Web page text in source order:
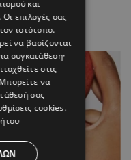
και
επιλογές σας
ιστότοπο.
να βασίζονται
συγκατάθεση·
στις
να
σας
cookies.